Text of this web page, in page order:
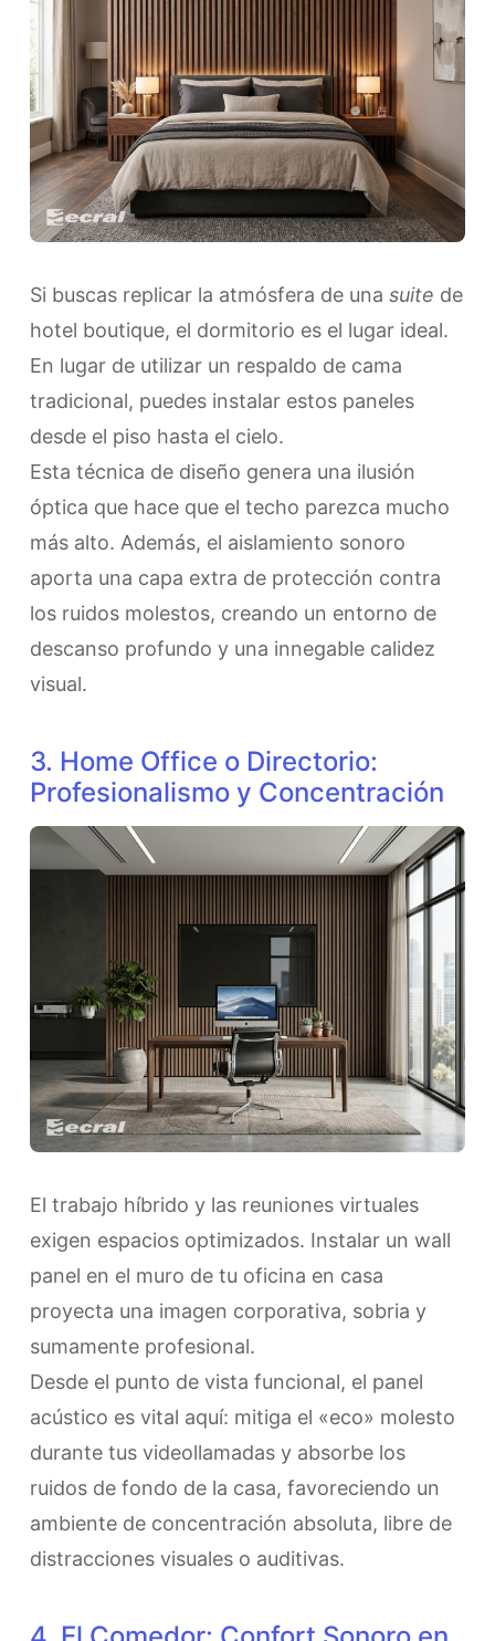
​Si buscas replicar la atmósfera de una suite de
hotel boutique, el dormitorio es el lugar ideal.
En lugar de utilizar un respaldo de cama
tradicional, puedes instalar estos paneles
desde el piso hasta el cielo.
Esta técnica de diseño genera una ilusión
óptica que hace que el techo parezca mucho
más alto. Además, el aislamiento sonoro
aporta una capa extra de protección contra
los ruidos molestos, creando un entorno de
descanso profundo y una innegable calidez
visual.
3. Home Office o Directorio:
Profesionalismo y Concentración
​El trabajo híbrido y las reuniones virtuales
exigen espacios optimizados. Instalar un wall
panel en el muro de tu oficina en casa
proyecta una imagen corporativa, sobria y
sumamente profesional.
Desde el punto de vista funcional, el panel
acústico es vital aquí: mitiga el «eco» molesto
durante tus videollamadas y absorbe los
ruidos de fondo de la casa, favoreciendo un
ambiente de concentración absoluta, libre de
distracciones visuales o auditivas.